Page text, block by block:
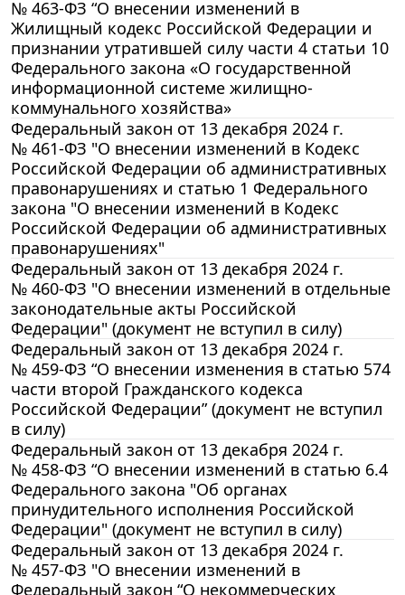
№ 463-ФЗ “О внесении изменений в
Жилищный кодекс Российской Федерации и
признании утратившей силу части 4 статьи 10
Федерального закона «О государственной
информационной системе жилищно-
коммунального хозяйства»
Федеральный закон от 13 декабря 2024 г.
№ 461-ФЗ "О внесении изменений в Кодекс
Российской Федерации об административных
правонарушениях и статью 1 Федерального
закона "О внесении изменений в Кодекс
Российской Федерации об административных
правонарушениях"
Федеральный закон от 13 декабря 2024 г.
№ 460-ФЗ "О внесении изменений в отдельные
законодательные акты Российской
Федерации" (документ не вступил в силу)
Федеральный закон от 13 декабря 2024 г.
№ 459-ФЗ “О внесении изменения в статью 574
части второй Гражданского кодекса
Российской Федерации” (документ не вступил
в силу)
Федеральный закон от 13 декабря 2024 г.
№ 458-ФЗ “О внесении изменений в статью 6.4
Федерального закона "Об органах
принудительного исполнения Российской
Федерации" (документ не вступил в силу)
Федеральный закон от 13 декабря 2024 г.
№ 457-ФЗ "О внесении изменений в
Федеральный закон “О некоммерческих